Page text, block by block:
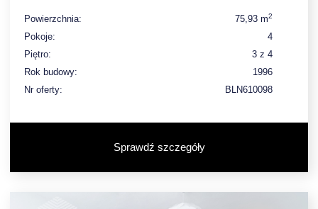
Powierzchnia: 75,93 m2
Pokoje:
4
Piętro:
3 z 4
Rok budowy:
1996
Nr oferty:
BLN610098
Sprawdź szczegóły